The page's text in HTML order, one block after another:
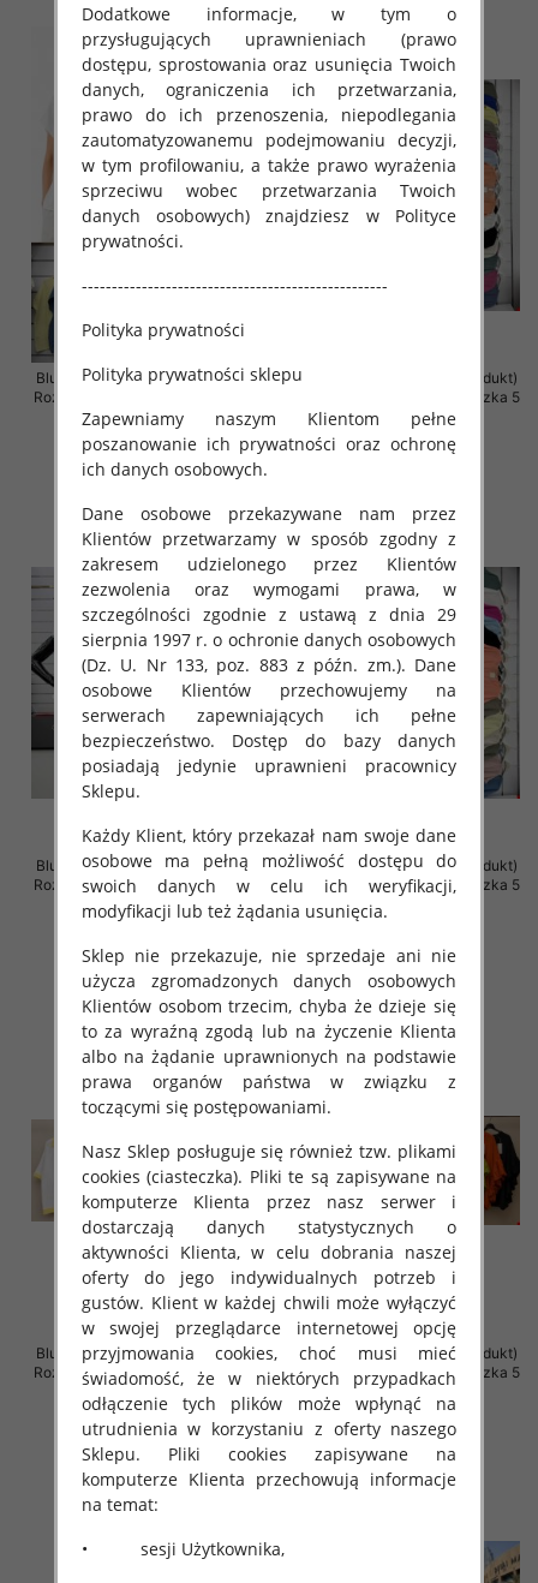
Bluzki damskie (Włoskie produkt)
Roz Standard, Mix Kolor Paczka 5
szt
29.00 zł
szczegóły
Bluzki damskie (Włoskie produkt)
Roz Standard, Mix Kolor Paczka 5
szt
29.00 zł
Bluzki damskie (Włoskie produkt)
Roz Standard, Mix Kolor Paczka 5
szt
szczegóły
Bluzki damskie (Włoskie produkt)
Roz Standard, Mix Kolor Paczka 5
szczegóły
Bluzki damskie (Włoskie produkt)
Roz Standard, Mix Kolor Paczka 5
44.00 zł
szczegóły
Bluzki damskie (Włoskie produkt)
Roz Standard, Mix Kolor Paczka 5
34.00 zł
szczegóły
Dodatkowe informacje, w tym o
przysługujących uprawnieniach (prawo
dostępu, sprostowania oraz usunięcia Twoich
danych, ograniczenia ich przetwarzania,
prawo do ich przenoszenia, niepodlegania
zautomatyzowanemu podejmowaniu decyzji,
w tym profilowaniu, a także prawo wyrażenia
sprzeciwu wobec przetwarzania Twoich
danych osobowych) znajdziesz w Polityce
prywatności.
---------------------------------------------------
Polityka prywatności
Polityka prywatności sklepu
Zapewniamy naszym Klientom pełne
poszanowanie ich prywatności oraz ochronę
ich danych osobowych.
Dane osobowe przekazywane nam przez
Klientów przetwarzamy w sposób zgodny z
zakresem udzielonego przez Klientów
zezwolenia oraz wymogami prawa, w
szczególności zgodnie z ustawą z dnia 29
sierpnia 1997 r. o ochronie danych osobowych
(Dz. U. Nr 133, poz. 883 z późn. zm.). Dane
osobowe Klientów przechowujemy na
serwerach zapewniających ich pełne
bezpieczeństwo. Dostęp do bazy danych
posiadają jedynie uprawnieni pracownicy
Sklepu.
Każdy Klient, który przekazał nam swoje dane
osobowe ma pełną możliwość dostępu do
swoich danych w celu ich weryfikacji,
modyfikacji lub też żądania usunięcia.
Sklep nie przekazuje, nie sprzedaje ani nie
użycza zgromadzonych danych osobowych
Klientów osobom trzecim, chyba że dzieje się
to za wyraźną zgodą lub na życzenie Klienta
albo na żądanie uprawnionych na podstawie
prawa organów państwa w związku z
toczącymi się postępowaniami.
Nasz Sklep posługuje się również tzw. plikami
cookies (ciasteczka). Pliki te są zapisywane na
komputerze Klienta przez nasz serwer i
dostarczają danych statystycznych o
aktywności Klienta, w celu dobrania naszej
oferty do jego indywidualnych potrzeb i
gustów. Klient w każdej chwili może wyłączyć
w swojej przeglądarce internetowej opcję
przyjmowania cookies, choć musi mieć
świadomość, że w niektórych przypadkach
odłączenie tych plików może wpłynąć na
utrudnienia w korzystaniu z oferty naszego
Sklepu. Pliki cookies zapisywane na
komputerze Klienta przechowują informacje
na temat:
• sesji Użytkownika,